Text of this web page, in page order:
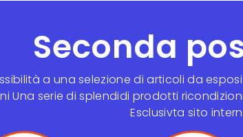
Seconda
a una selezione di articoli da
Una serie di splendidi prodotti
Esclusivta sito